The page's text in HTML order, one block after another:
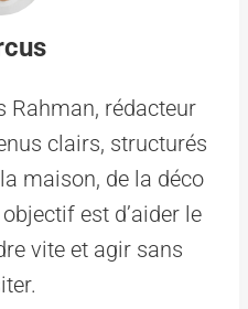
Rahman, rédacteur
clairs, structurés
maison, de la déco
est d’aider le
vite et agir sans